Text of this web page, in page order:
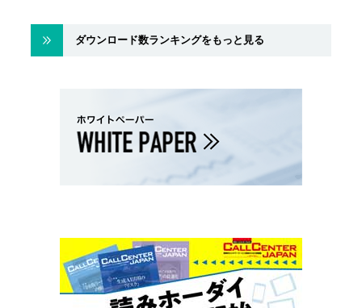
ダウンロード数ランキングをもっと見る